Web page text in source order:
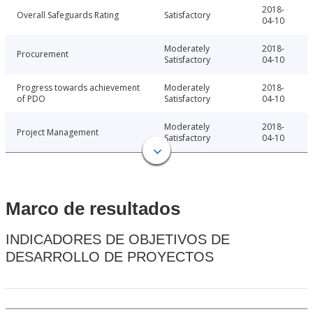
Overall Safeguards Rating Satisfactory
2018-
04-10
Procurement
Moderately
Satisfactory
2018-
04-10
Progress towards achievement
of PDO
Moderately
Satisfactory
2018-
04-10
Project Management
Moderately
Satisfactory
2018-
04-10
Marco de resultados
INDICADORES DE OBJETIVOS DE
DESARROLLO DE PROYECTOS